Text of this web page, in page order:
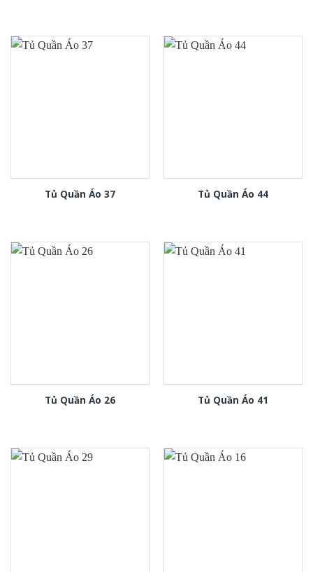
Tủ Quần Áo 37 Tủ Quần Áo 44
Tủ Quần Áo 26 Tủ Quần Áo 41